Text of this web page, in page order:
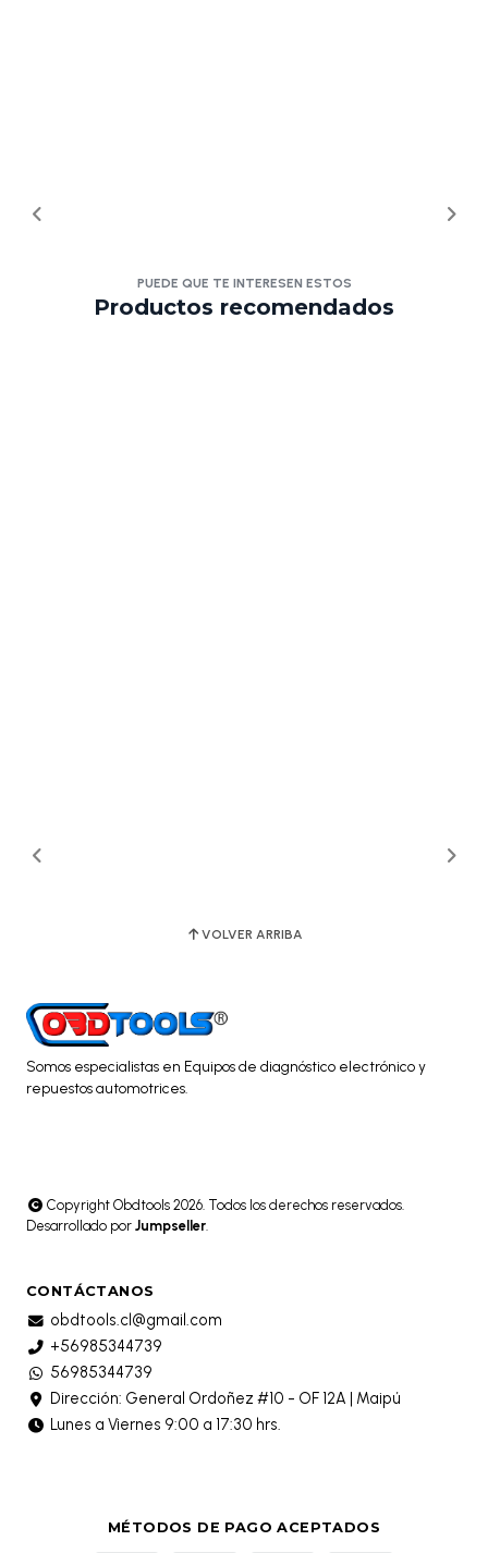
PUEDE QUE TE INTERESEN ESTOS
Productos recomendados
VOLVER ARRIBA
Somos especialistas en Equipos de diagnóstico electrónico y
repuestos automotrices.
Copyright Obdtools 2026. Todos los derechos reservados.
Desarrollado por Jumpseller
CONTÁCTANOS
obdtools.cl@gmail.com
+56985344739
56985344739
Dirección: General Ordoñez #10 - OF 12A | Maipú
Lunes a Viernes 9:00 a 17:30 hrs.
MÉTODOS DE PAGO ACEPTADOS